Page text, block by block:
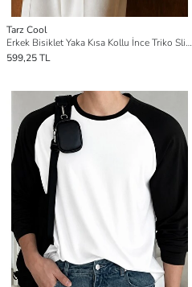
Tarz Cool
Erkek Bisiklet Yaka Kısa Kollu İnce Triko Slim Fit Günlük Triko Tişört
599,25 TL